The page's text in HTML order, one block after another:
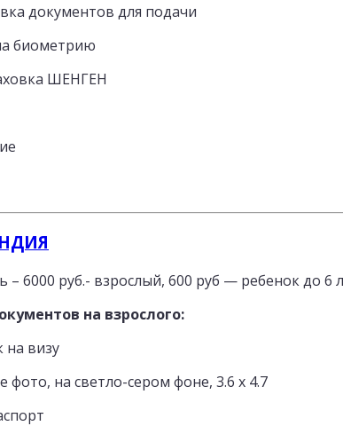
документов для подачи
биометрию
ШЕНГЕН
– 6000 руб.- взрослый, 600 руб — ребенок до 6
на взрослого:
на визу
фото, на светло-сером фоне, 3.6 х 4.7